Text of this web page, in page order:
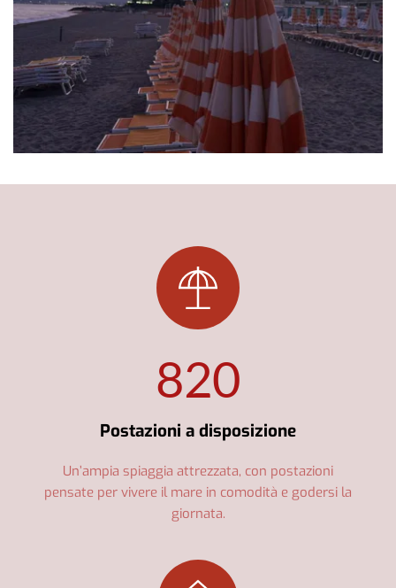
820
Postazioni a disposizione
Un’ampia spiaggia attrezzata, con postazioni
pensate per vivere il mare in comodità e godersi la
giornata.